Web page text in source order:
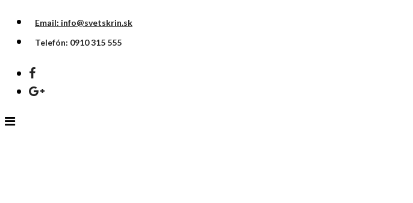
Email: info@svetskrin.sk
Telefón: 0910 315 555